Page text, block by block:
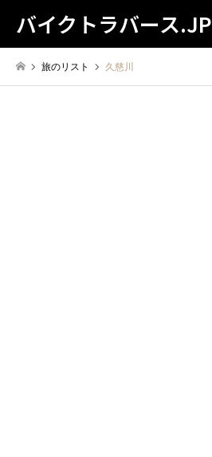
バイクトラバース.JP
旅のリスト 久慈川